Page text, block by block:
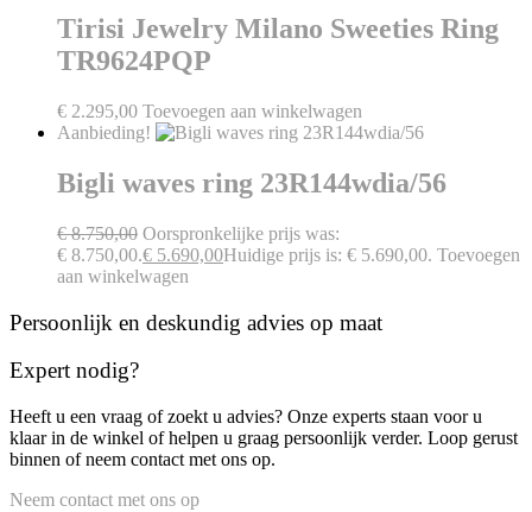
Tirisi Jewelry Milano Sweeties Ring
TR9624PQP
€ 2.295,00 Toevoegen aan winkelwagen
Aanbieding!
Bigli waves ring 23R144wdia/56
€8.750,00 Oorspronkelijke prijs was:
€ 8.750,00.€ 5.690,00Huidige prijs is: € 5.690,00. Toevoegen
aan winkelwagen
Persoonlijk en deskundig advies op maat
Expert nodig?
Heeft u een vraag of zoekt u advies? Onze experts staan voor u
klaar in de winkel of helpen u graag persoonlijk verder. Loop gerust
binnen of neem contact met ons op.
Neem contact met ons op